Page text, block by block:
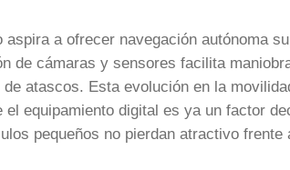
a ofrecer navegación autónoma
de cámaras y sensores facilita
atascos. Esta evolución en la
equipamiento digital es ya un factor
pequeños no pierdan atractivo frente